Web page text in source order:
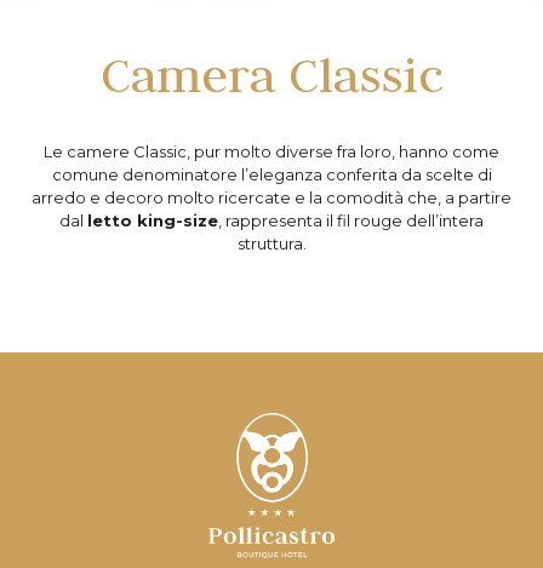
Camera Classic
Le camere Classic, pur molto diverse fra loro, hanno come
comune denominatore l’eleganza conferita da scelte di
arredo e decoro molto ricercate e la comodità che, a partire
dal letto king-size , rappresenta il fil rouge dell’intera
struttura.